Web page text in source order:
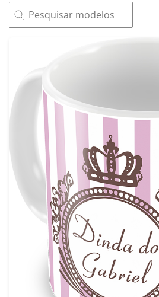
SEARCH
Search content